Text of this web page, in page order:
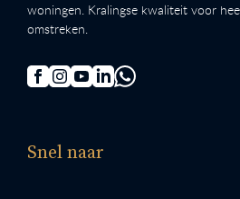
woningen. Kralingse kwaliteit voor
omstreken.
Snel naar